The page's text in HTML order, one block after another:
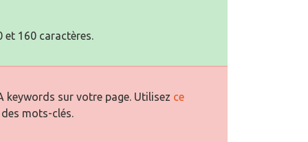
et 160 caractères.
keywords sur votre page. Utilisez ce
mots-clés.